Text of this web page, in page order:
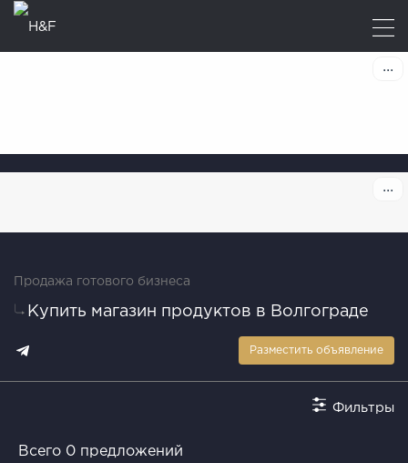
Продажа готового бизнеса
Купить магазин продуктов в Волгограде
Разместить объявление
Фильтры
Всего 0 предложений